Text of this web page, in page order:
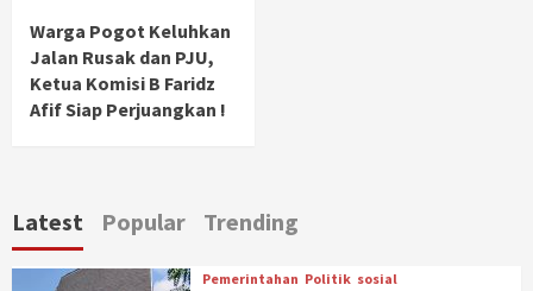
Warga Pogot Keluhkan
Jalan Rusak dan PJU,
Ketua Komisi B Faridz
Afif Siap Perjuangkan !
Latest Popular Trending
Pemerintahan Politik sosial